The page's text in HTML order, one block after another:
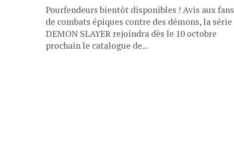
Pourfendeurs bientôt disponibles ! Avis aux fans
de combats épiques contre des démons, la série
DEMON SLAYER rejoindra dès le 10 octobre
prochain le catalogue de...